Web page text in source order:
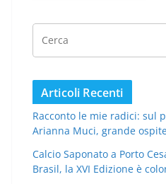
Articoli Recenti
Racconto le mie radici: sul
Arianna Muci, grande
Calcio Saponato a Porto
Brasil, la XVI Edizione è